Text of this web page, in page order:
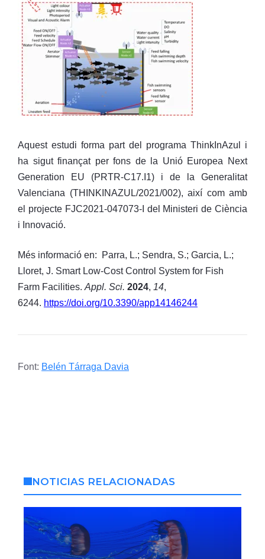
Aquest estudi forma part del programa ThinkInAzul i
ha sigut finançat per fons de la Unió Europea Next
Generation EU (PRTR-C17.I1) i de la Generalitat
Valenciana (THINKINAZUL/2021/002), així com amb
el projecte FJC2021-047073-I del Ministeri de Ciència
i Innovació.
Més informació en: Parra, L.; Sendra, S.; Garcia, L.;
Lloret, J. Smart Low-Cost Control System for Fish
Farm Facilities. Appl. Sci. 2024, 14,
6244. https://doi.org/10.3390/app14146244
Font: Belén Tárraga Davia
NOTICIAS RELACIONADAS